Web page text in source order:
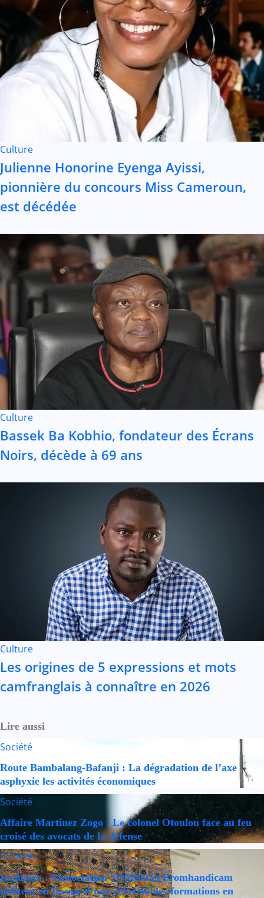
Culture
Julienne Honorine Eyenga Ayissi,
pionnière du concours Miss Cameroun,
est décédée
Culture
Bassek Ba Kobhio, fondateur des Écrans
Noirs, décède à 69 ans
Culture
Les origines de 5 expressions et mots
camfranglais à connaître en 2026
Lire aussi
Société
Route Bambalang-Bafanji : La dégradation de l’axe
asphyxie les activités économiques
Société
Affaire Martinez Zogo : Le colonel Otoulou face au feu
croisé des avocats de la défense
Société
Inclusion : l’association SOMSO et Promhandicam
militent en faveur d’une réforme des formations en